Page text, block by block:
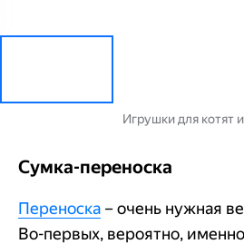
Игрушки для котят
Сумка-переноска
Переноска – очень нужная
Во-первых, вероятно,